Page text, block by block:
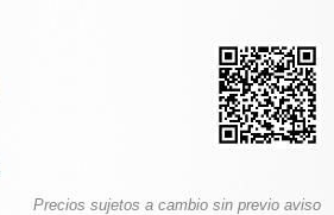
Precios sujetos a cambio sin previo aviso